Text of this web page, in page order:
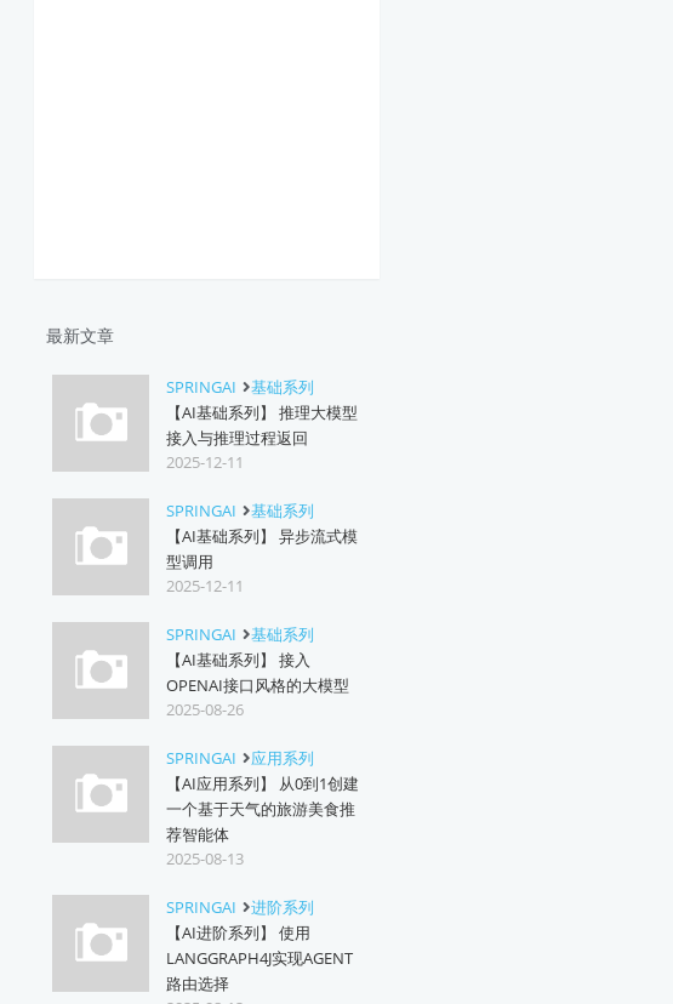
最新文章
SPRINGAI
基础系列
【AI基础系列】 推理大模型
接入与推理过程返回
2025-12-11
SPRINGAI
基础系列
【AI基础系列】 异步流式模
型调用
2025-12-11
SPRINGAI
基础系列
【AI基础系列】 接入
OPENAI接口风格的大模型
2025-08-26
SPRINGAI
应用系列
【AI应用系列】 从0到1创建
一个基于天气的旅游美食推
荐智能体
2025-08-13
SPRINGAI
进阶系列
【AI进阶系列】 使用
LANGGRAPH4J实现AGENT
路由选择